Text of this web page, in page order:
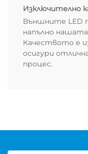
Изключително
Външните LED
напълно
Качеството е
осигури
процес.